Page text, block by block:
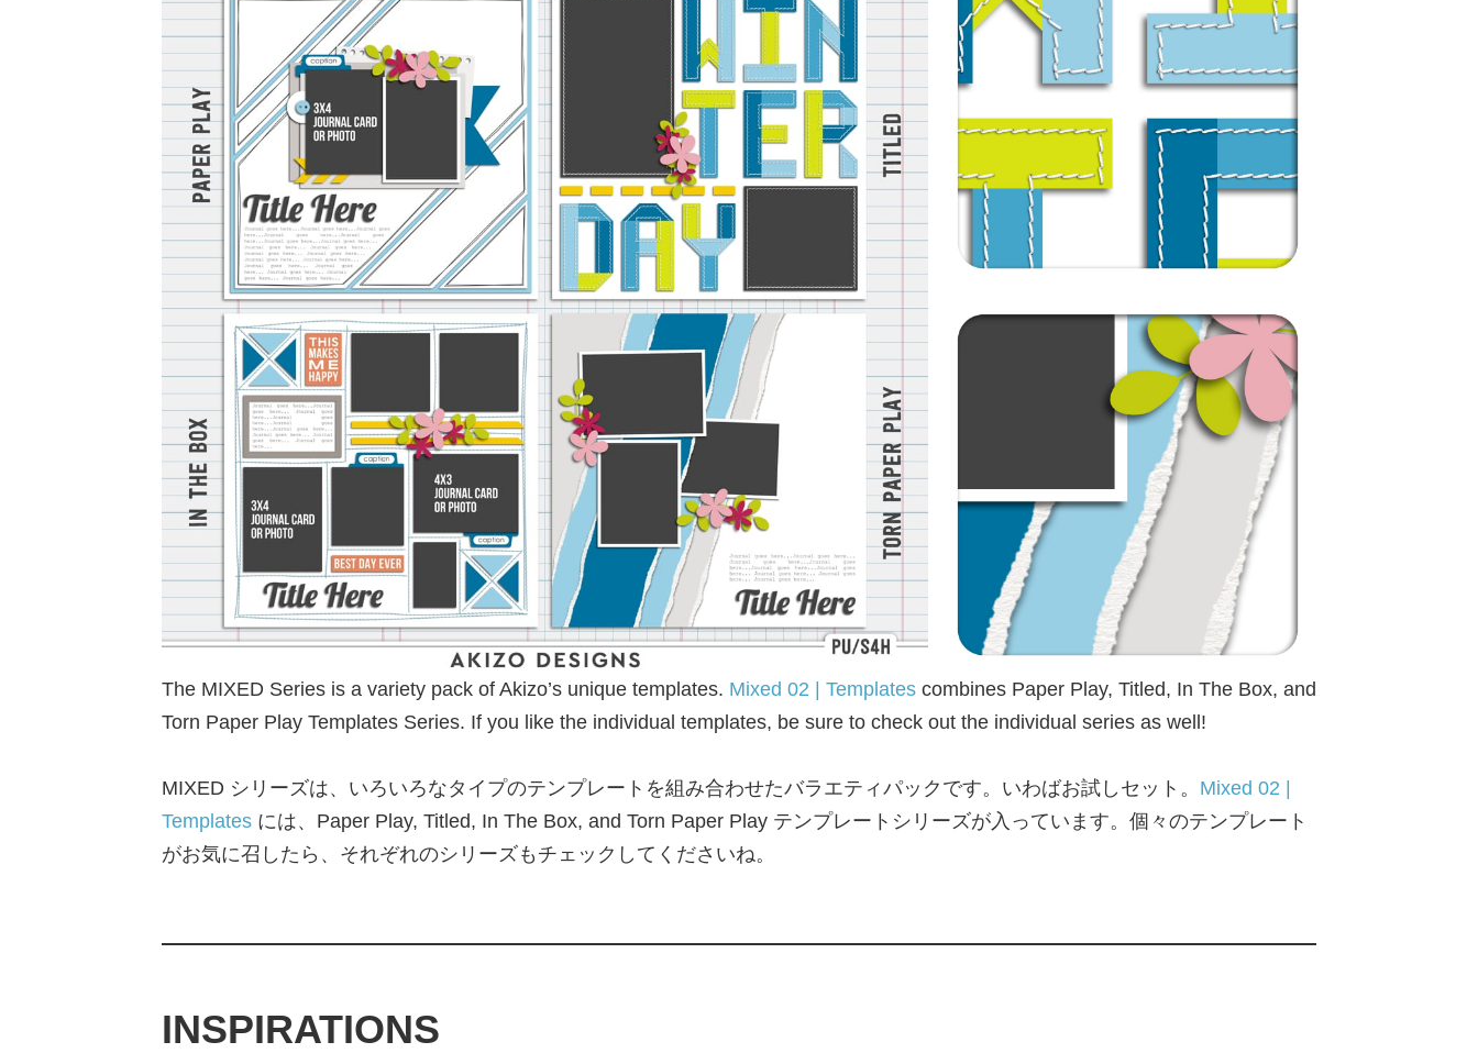
The MIXED Series is a variety pack of Akizo’s unique templates. Mixed 02 | Templates combines Paper Play, Titled, In The Box, and
Torn Paper Play Templates Series. If you like the individual templates, be sure to check out the individual series as well!
MIXED シリーズは、いろいろなタイプのテンプレートを組み合わせたバラエティパックです。いわばお試しセット。 Mixed 02 |
Templates には、Paper Play, Titled, In The Box, and Torn Paper Play テンプレートシリーズが入っています。個々のテンプレート
がお気に召したら、それぞれのシリーズもチェックしてくださいね。
INSPIRATIONS